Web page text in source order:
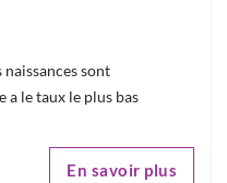
sont
a le taux le plus bas
En savoir plus